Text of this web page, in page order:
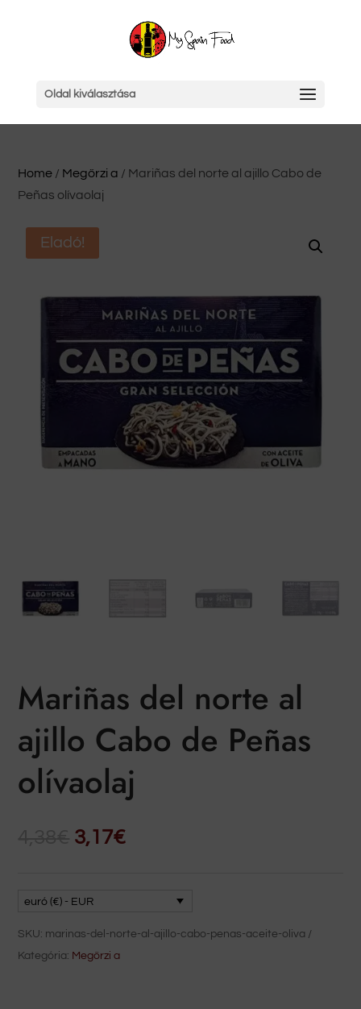
Oldal kiválasztása
Home / Megőrzi a / Mariñas del norte al ajillo Cabo de
Peñas olívaolaj
Eladó!
Mariñas del norte al
ajillo Cabo de Peñas
olívaolaj
Az
4,38€.
3,17€Az
3,17€.
euró (€) - EUR
SKU: marinas-del-norte-al-ajillo-cabo-penas-aceite-oliva
Kategória: Megőrzi a